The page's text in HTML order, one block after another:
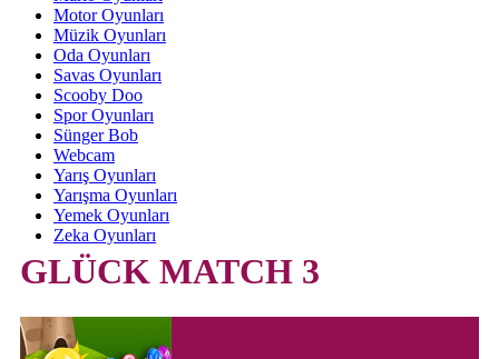
Motor Oyunları
Müzik Oyunları
Oda Oyunları
Savas Oyunları
Scooby Doo
Spor Oyunları
Sünger Bob
Webcam
Yarış Oyunları
Yarışma Oyunları
Yemek Oyunları
Zeka Oyunları
GLÜCK MATCH 3